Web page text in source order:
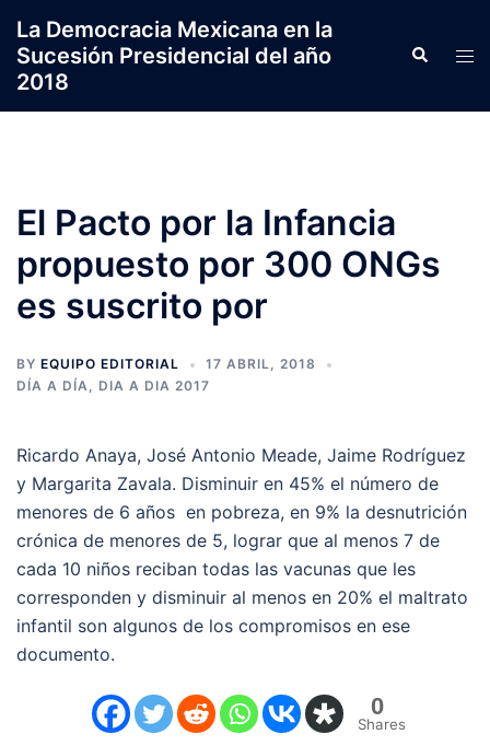
contenido
La Democracia Mexicana en la
Sucesión Presidencial del año
2018
Search
El Pacto por la Infancia
propuesto por 300 ONGs
es suscrito por
BY EQUIPO EDITORIAL
17 ABRIL, 2018
DÍA A DÍA, DIA A DIA 2017
Ricardo Anaya, José Antonio Meade, Jaime Rodríguez
y Margarita Zavala. Disminuir en 45% el número de
menores de 6 años en pobreza, en 9% la desnutrición
crónica de menores de 5, lograr que al menos 7 de
cada 10 niños reciban todas las vacunas que les
corresponden y disminuir al menos en 20% el maltrato
infantil son algunos de los compromisos en ese
documento.
0
Shares